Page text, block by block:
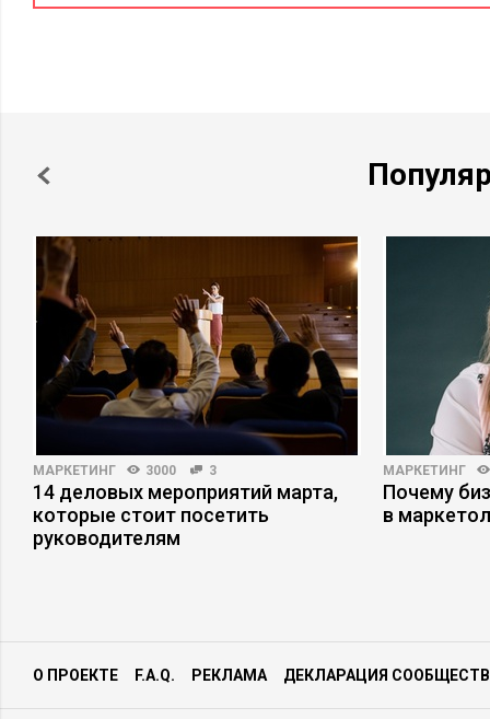
МАРКЕТИНГ 3000 3
14 деловых мероприятий марта,
которые стоит посетить
руководителям
МАРКЕТИНГ
Почему
в
О ПРОЕКТЕ F.A.Q. РЕКЛАМА ДЕКЛАРАЦИЯ